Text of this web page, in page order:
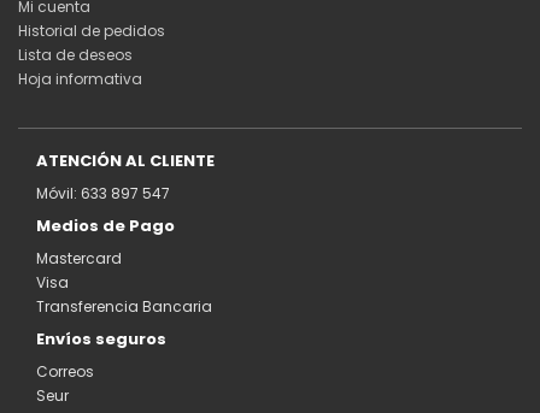
Mi cuenta
Historial de pedidos
Lista de deseos
Hoja informativa
ATENCIÓN AL CLIENTE
Móvil: 633 897 547
Medios de Pago
Mastercard
Visa
Transferencia Bancaria
Envíos seguros
Correos
Seur